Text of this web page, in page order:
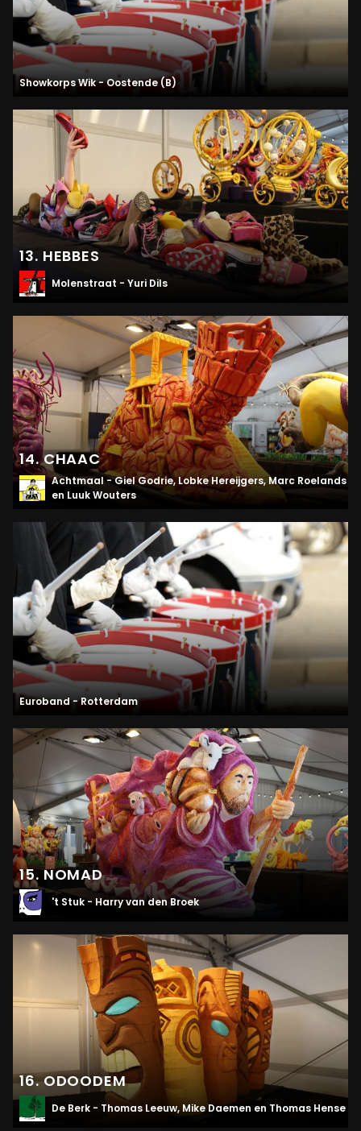
Showkorps Wik - Oostende (B)
13. HEBBES
Molenstraat - Yuri Dils
14. CHAAC
Achtmaal - Giel Godrie, Lobke Hereijgers, Marc Roelands
en Luuk Wouters
Euroband - Rotterdam
15. NOMAD
't Stuk - Harry van den Broek
16. ODOODEM
De Berk - Thomas Leeuw, Mike Daemen en Thomas Hense